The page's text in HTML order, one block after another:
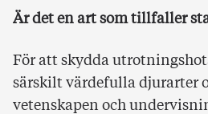
Är det en art som tillfaller
För att skydda
särskilt värdefulla djurarter
vetenskapen och